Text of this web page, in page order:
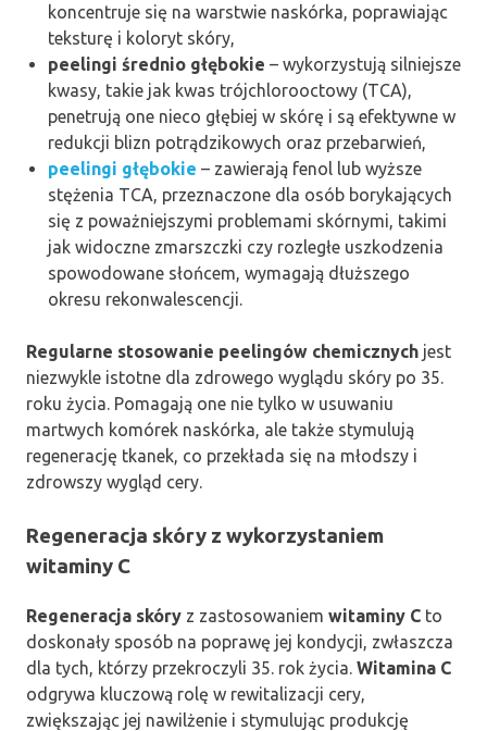
koncentruje się na warstwie naskórka, poprawiając
teksturę i koloryt skóry,
peelingi średnio głębokie – wykorzystują silniejsze
kwasy, takie jak kwas trójchlorooctowy (TCA),
penetrują one nieco głębiej w skórę i są efektywne w
redukcji blizn potrądzikowych oraz przebarwień,
peelingi głębokie – zawierają fenol lub wyższe
stężenia TCA, przeznaczone dla osób borykających
się z poważniejszymi problemami skórnymi, takimi
jak widoczne zmarszczki czy rozległe uszkodzenia
spowodowane słońcem, wymagają dłuższego
okresu rekonwalescencji.
Regularne stosowanie peelingów chemicznych jest
niezwykle istotne dla zdrowego wyglądu skóry po 35.
roku życia. Pomagają one nie tylko w usuwaniu
martwych komórek naskórka, ale także stymulują
regenerację tkanek, co przekłada się na młodszy i
zdrowszy wygląd cery.
Regeneracja skóry z wykorzystaniem
witaminy C
Regeneracja skóry z zastosowaniem witaminy C to
doskonały sposób na poprawę jej kondycji, zwłaszcza
dla tych, którzy przekroczyli 35. rok życia. Witamina C
odgrywa kluczową rolę w rewitalizacji cery,
zwiększając jej nawilżenie i stymulując produkcję